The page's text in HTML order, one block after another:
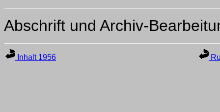
Abschrift und Archiv-
Inhalt 1956